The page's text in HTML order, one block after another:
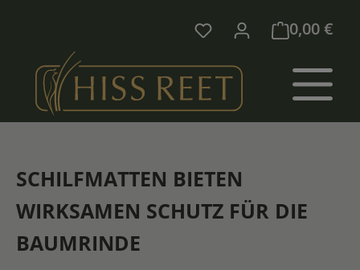
0,00 €
SCHILFMATTEN BIETEN
WIRKSAMEN SCHUTZ FÜR DIE
BAUMRINDE